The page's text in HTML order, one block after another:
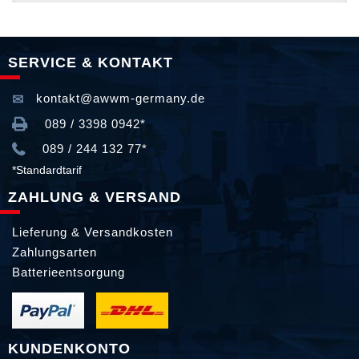
SERVICE & KONTAKT
kontakt@awwm-germany.de
089 / 3398 0942*
089 / 244 132 77*
*Standardtarif
ZAHLUNG & VERSAND
Lieferung & Versandkosten
Zahlungsarten
Batterieentsorgung
KUNDENKONTO